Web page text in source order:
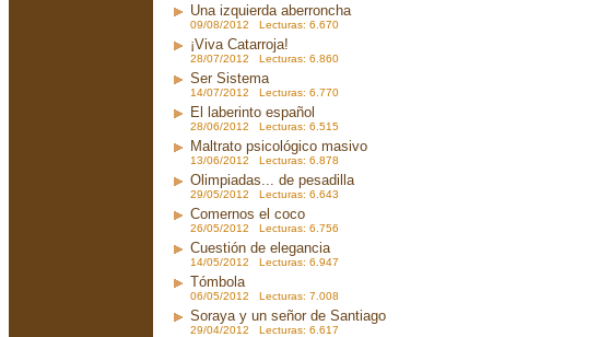
Una izquierda aberroncha
09/08/2012 Lecturas: 6.670
¡Viva Catarroja!
28/07/2012 Lecturas: 6.860
Ser Sistema
14/07/2012 Lecturas: 6.770
El laberinto español
28/06/2012 Lecturas: 6.515
Maltrato psicológico masivo
13/06/2012 Lecturas: 6.878
Olimpiadas... de pesadilla
29/05/2012 Lecturas: 6.643
Comernos el coco
26/05/2012 Lecturas: 6.756
Cuestión de elegancia
14/05/2012 Lecturas: 6.947
Tómbola
06/05/2012 Lecturas: 7.008
Soraya y un señor de Santiago
29/04/2012 Lecturas: 6.617